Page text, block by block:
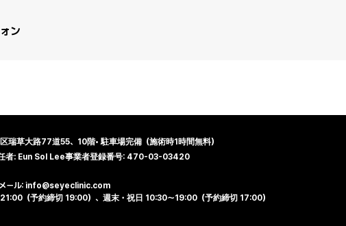
ン
瑞草大路77道55、10階•駐車場完備（施術時1時間無料）
者: Eun Sol Lee事業者登録番号: 470-03-03420
ール: info@seyeclinic.com
（予約締切 19:00）、週末・祝日 10:30～19:00（予約締切 17:00）